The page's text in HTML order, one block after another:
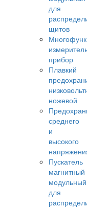
для
щитов
прибор
Плавкий
ножевой
среднего
и
высокого
Пускатель
магнитный
модульный
для